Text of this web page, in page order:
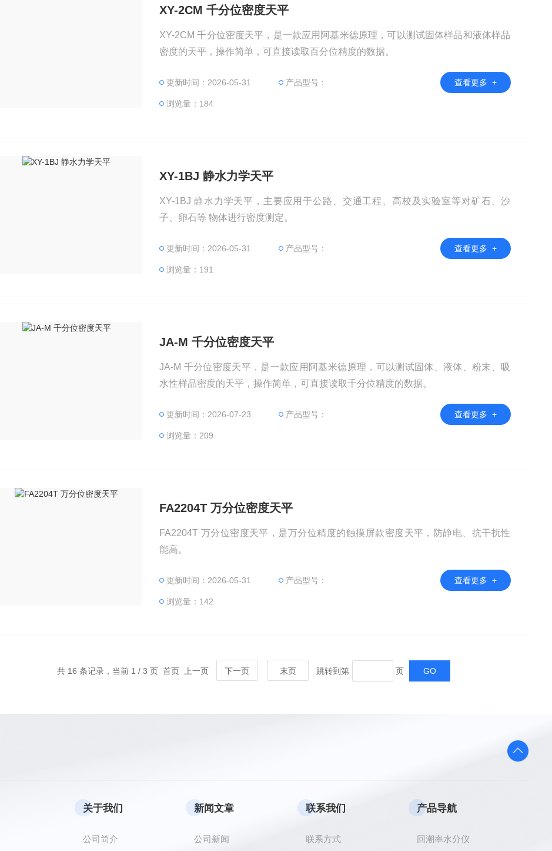
XY-2CM 千分位密度天平
XY-2CM 千分位密度天平，是一款应用阿基米德原理，可以测试固体样品和液体样品
密度的天平，操作简单，可直接读取百分位精度的数据。
更新时间：2026-05-31 产品型号：
浏览量：184
查看更多 +
XY-1BJ 静水力学天平
XY-1BJ 静水力学天平，主要应用于公路、交通工程、高校及实验室等对矿石、沙
子、卵石等 物体进行密度测定。
更新时间：2026-05-31 产品型号：
浏览量：191
查看更多 +
JA-M 千分位密度天平
JA-M 千分位密度天平，是一款应用阿基米德原理，可以测试固体、液体、粉末、吸
水性样品密度的天平，操作简单，可直接读取千分位精度的数据。
更新时间：2026-07-23 产品型号：
浏览量：209
查看更多 +
FA2204T 万分位密度天平
FA2204T 万分位密度天平，是万分位精度的触摸屏款密度天平，防静电、抗干扰性
能高。
更新时间：2026-05-31 产品型号：
浏览量：142
查看更多 +
共 16 条记录，当前 1 / 3 页 首页 上一页 下一页 末页 跳转到第 页
关于我们
公司简介
新闻文章
公司新闻
联系我们
联系方式
产品导航
回潮率水分仪